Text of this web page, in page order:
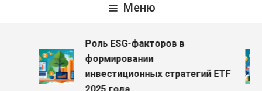
Меню
Роль ESG-факторов в
формировании
инвестиционных стратегий ETF